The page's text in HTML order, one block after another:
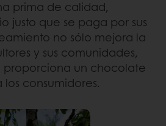
prima de calidad,
justo que se paga por sus
no sólo mejora la
y sus comunidades,
proporciona un chocolate
consumidores.